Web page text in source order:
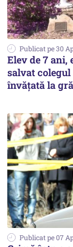
Publicat pe 30
Elev de 7 ani,
salvat colegul
învățată la
Publicat pe 07